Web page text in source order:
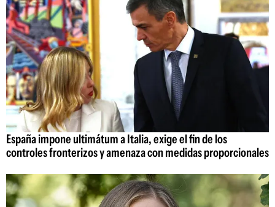
España impone ultimátum a Italia, exige el fin de los
controles fronterizos y amenaza con medidas proporcionales